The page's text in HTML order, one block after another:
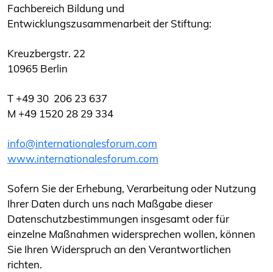
Fachbereich Bildung und
Entwicklungszusammenarbeit der Stiftung:
Kreuzbergstr. 22
10965 Berlin
T +49 30 206 23 637
M +49 1520 28 29 334
info@internationalesforum.com
www.internationalesforum.com
Sofern Sie der Erhebung, Verarbeitung oder Nutzung
Ihrer Daten durch uns nach Maßgabe dieser
Datenschutzbestimmungen insgesamt oder für
einzelne Maßnahmen widersprechen wollen, können
Sie Ihren Widerspruch an den Verantwortlichen
richten.